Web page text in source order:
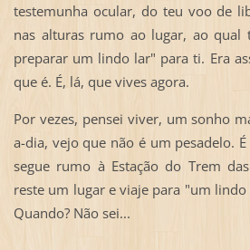
testemunha ocular, do teu voo de
nas alturas rumo ao lugar, ao qual
preparar um lindo lar" para ti. Era
que é. É, lá, que vives agora.
Por vezes, pensei viver, um sonho
a-dia, vejo que não é um pesadelo.
segue rumo à Estação do Trem
reste um lugar e viaje para "um
Quando? Não sei...